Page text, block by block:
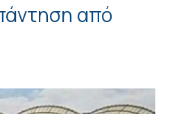
από